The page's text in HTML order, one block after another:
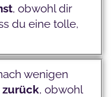
, obwohl dir
du eine tolle,
wenigen
zurück, obwohl